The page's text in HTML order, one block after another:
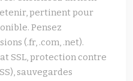
pertinent pour
Pensez
(.fr, .com, .net).
SSL, protection contre
sauvegardes